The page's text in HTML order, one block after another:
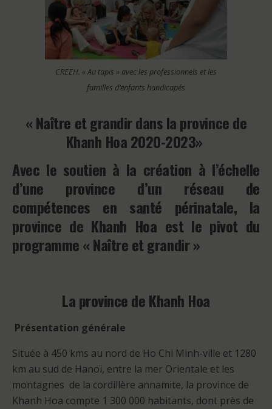
CREEH. « Au tapis » avec les professionnels et les
familles d’enfants handicapés
« Naître et grandir dans la province de
Khanh Hoa 2020-2023»
Avec le soutien à la création à l’échelle
d’une province d’un réseau de
compétences en santé périnatale, la
province de Khanh Hoa est le pivot du
programme « Naître et grandir »
La province de Khanh Hoa
Présentation générale
Située à 450 kms au nord de Ho Chi Minh-ville et 1280
km au sud de Hanoï, entre la mer Orientale et les
montagnes de la cordillère annamite, la province de
Khanh Hoa compte 1 300 000 habitants, dont près de